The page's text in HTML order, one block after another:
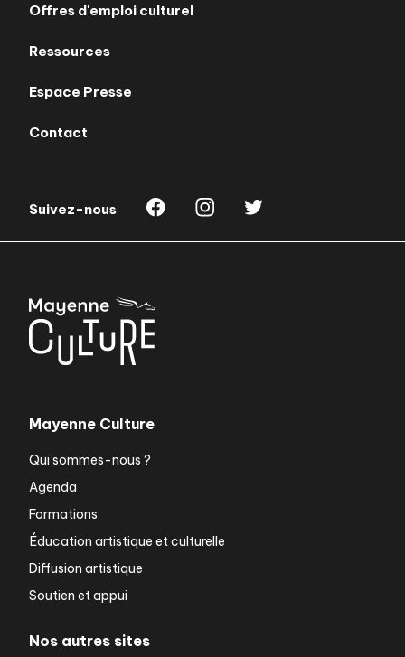
Offres d'emploi culturel
Ressources
Espace Presse
Contact
Suivez-nous
Mayenne Culture
Qui sommes-nous ?
Agenda
Formations
Éducation artistique et culturelle
Diffusion artistique
Soutien et appui
Nos autres sites